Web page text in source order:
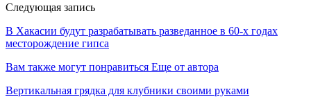
Следующая запись
В Хакасии будут разрабатывать разведанное в 60-х годах
месторождение гипса
Вам также могут понравиться Еще от автора
Вертикальная грядка для клубники своими руками